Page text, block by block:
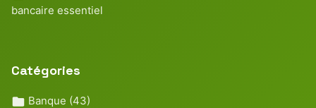
bancaire essentiel
Catégories
Banque (43)